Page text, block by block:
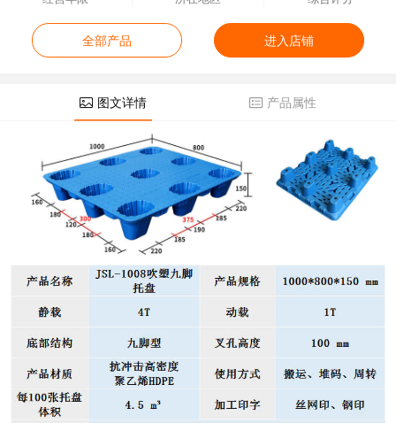
全部产品 进入店铺
图文详情 产品属性